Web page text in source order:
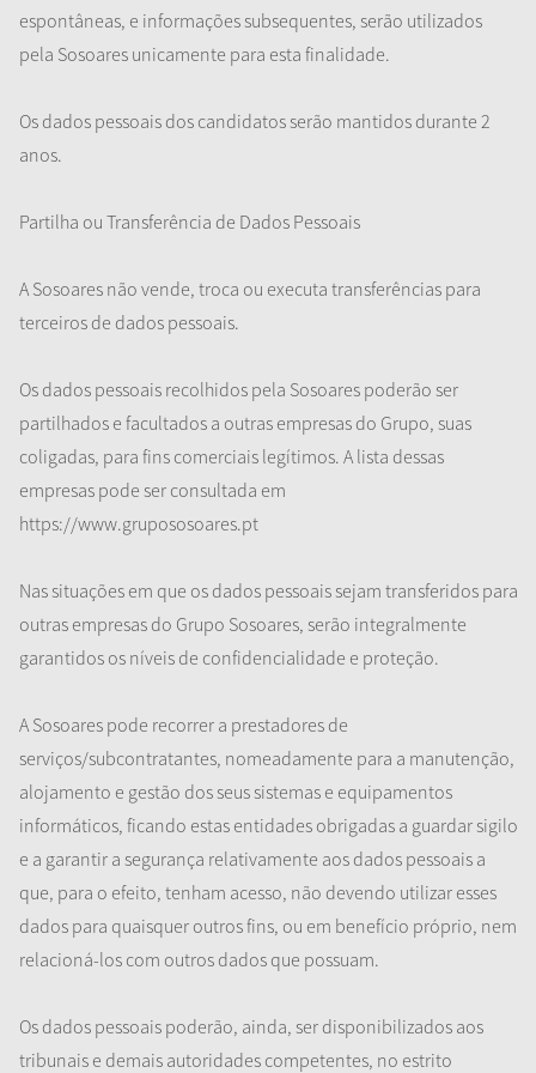
espontâneas, e informações subsequentes, serão utilizados
pela Sosoares unicamente para esta finalidade.
Os dados pessoais dos candidatos serão mantidos durante 2
anos.
Partilha ou Transferência de Dados Pessoais
A Sosoares não vende, troca ou executa transferências para
terceiros de dados pessoais.
Os dados pessoais recolhidos pela Sosoares poderão ser
partilhados e facultados a outras empresas do Grupo, suas
coligadas, para fins comerciais legítimos. A lista dessas
empresas pode ser consultada em
https://www.grupososoares.pt
Nas situações em que os dados pessoais sejam transferidos para
outras empresas do Grupo Sosoares, serão integralmente
garantidos os níveis de confidencialidade e proteção.
A Sosoares pode recorrer a prestadores de
serviços/subcontratantes, nomeadamente para a manutenção,
alojamento e gestão dos seus sistemas e equipamentos
informáticos, ficando estas entidades obrigadas a guardar sigilo
e a garantir a segurança relativamente aos dados pessoais a
que, para o efeito, tenham acesso, não devendo utilizar esses
dados para quaisquer outros fins, ou em benefício próprio, nem
relacioná-los com outros dados que possuam.
Os dados pessoais poderão, ainda, ser disponibilizados aos
tribunais e demais autoridades competentes, no estrito